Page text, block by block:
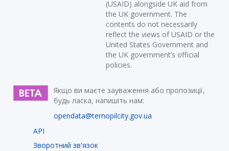
(USAID) alongside UK aid from
the UK government. The
contents do not necessarily
reflect the views of USAID or the
United States Government and
the UK government’s official
policies.
Якщо ви маєте зауваження або пропозиції,
будь ласка, напишіть нам:
opendata@ternopilcity.gov.ua
API
Зворотний зв'язок